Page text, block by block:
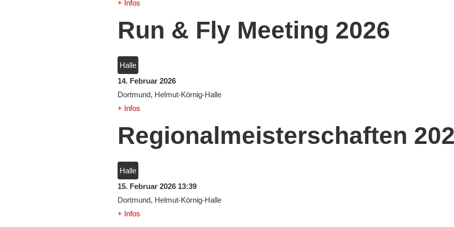
+ Infos
Run & Fly Meeting 2026
Halle
14. Februar 2026
Dortmund, Helmut-Körnig-Halle
+ Infos
Regionalmeisterschaften
Halle
15. Februar 2026 13:39
Dortmund, Helmut-Körnig-Halle
+ Infos